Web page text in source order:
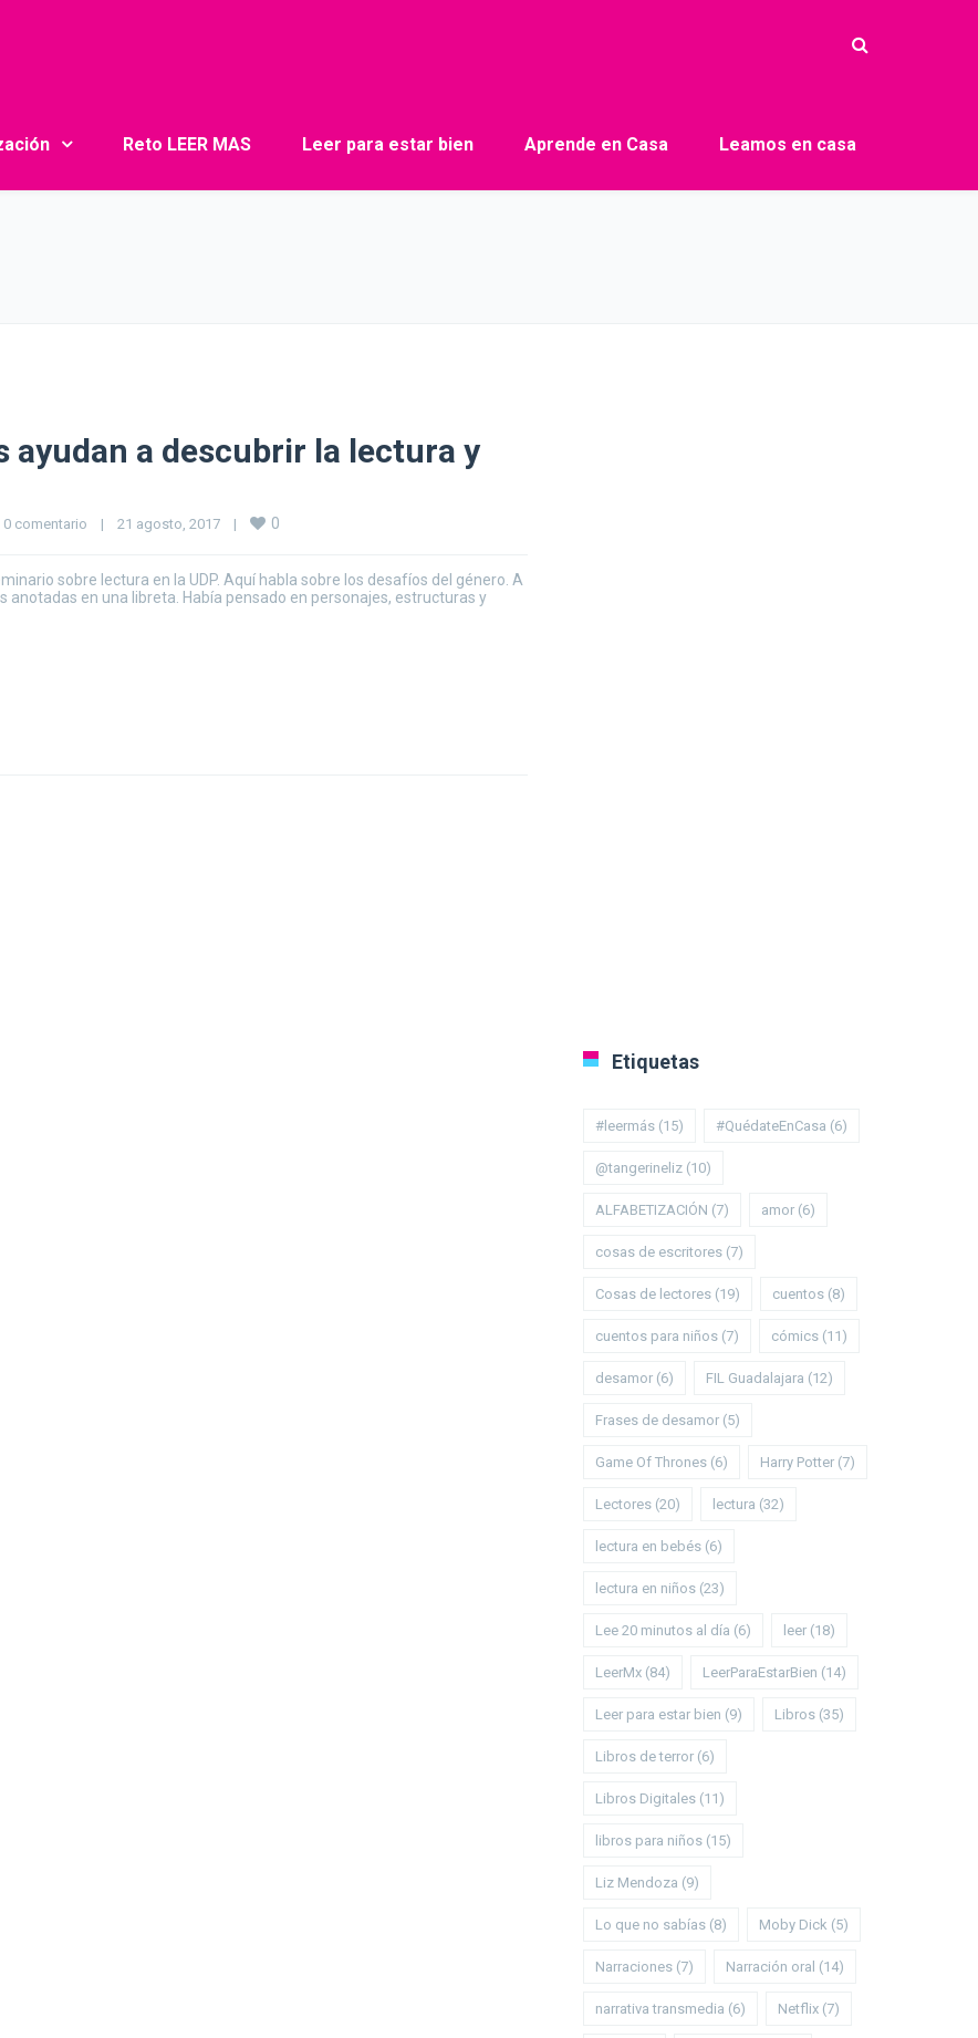
Reto LEER MAS Leer para estar bien Aprende en Casa Leamos en casa
ayudan a descubrir la lectura y
0 comentario | 21 agosto, 2017 | 0
sobre lectura en la UDP. Aquí habla sobre los desafíos del género. A
anotadas en una libreta. Había pensado en personajes, estructuras y
Etiquetas
#leermás (15) #QuédateEnCasa (6)
@tangerineliz (10)
ALFABETIZACIÓN (7) amor (6)
cosas de escritores (7)
Cosas de lectores (19) cuentos (8)
cuentos para niños (7) cómics (11)
desamor (6) FIL Guadalajara (12)
Frases de desamor (5)
Game Of Thrones (6) Harry Potter (7)
Lectores (20) lectura (32)
lectura en bebés (6)
lectura en niños (23)
Lee 20 minutos al día (6) leer (18)
LeerMx (84) LeerParaEstarBien (14)
Leer para estar bien (9) Libros (35)
Libros de terror (6)
Libros Digitales (11)
libros para niños (15)
Liz Mendoza (9)
Lo que no sabías (8) Moby Dick (5)
Narraciones (7) Narración oral (14)
narrativa transmedia (6) Netflix (7)